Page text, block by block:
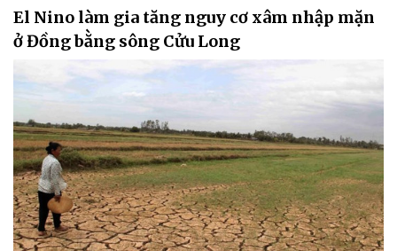
El Nino làm gia tăng nguy cơ xâm nhập mặn
ở Đồng bằng sông Cửu Long